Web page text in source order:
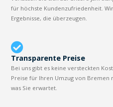
für höchste Kundenzufriedenheit.
Ergebnisse, die überzeugen.
Transparente Preise
Bei uns gibt es keine versteckten
Preise für Ihren Umzug von Bremen
was Sie erwartet.